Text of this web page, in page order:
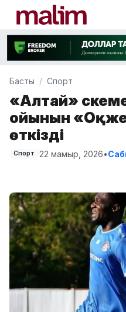
Басты Спорт
«Алтай»
ойынын
өткізді
Спорт 22 мамыр, 2026•